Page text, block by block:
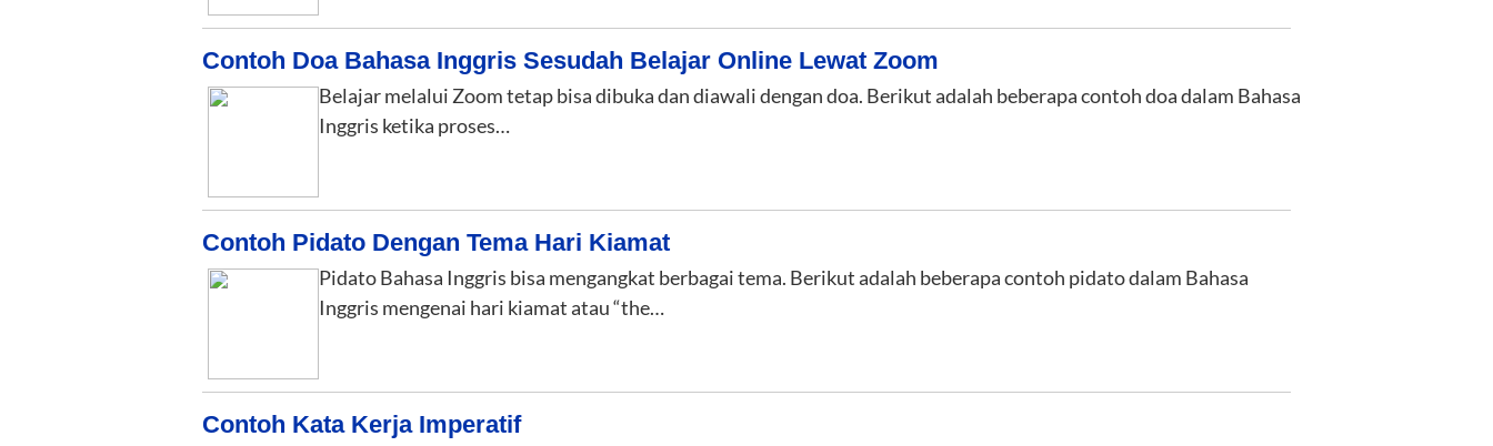
Contoh Doa Bahasa Inggris Sesudah Belajar Online Lewat Zoom
Belajar melalui Zoom tetap bisa dibuka dan diawali dengan doa. Berikut adalah beberapa contoh doa dalam Bahasa
Inggris ketika proses…
Contoh Pidato Dengan Tema Hari Kiamat
Pidato Bahasa Inggris bisa mengangkat berbagai tema. Berikut adalah beberapa contoh pidato dalam Bahasa
Inggris mengenai hari kiamat atau “the…
Contoh Kata Kerja Imperatif